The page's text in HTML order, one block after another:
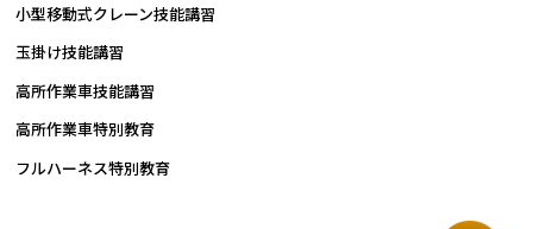
小型移動式クレーン技能講習
玉掛け技能講習
高所作業車技能講習
高所作業車特別教育
フルハーネス特別教育